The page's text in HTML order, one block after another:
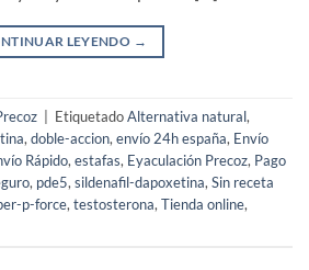
LEYENDO →
EtiquetadoAlternativa natural,
,doble-accion,envío 24h españa, Envío
Rápido,estafas, Eyaculación Precoz, Pago
, pde5,sildenafil-dapoxetina,Sin receta
p-force,testosterona,Tienda online,